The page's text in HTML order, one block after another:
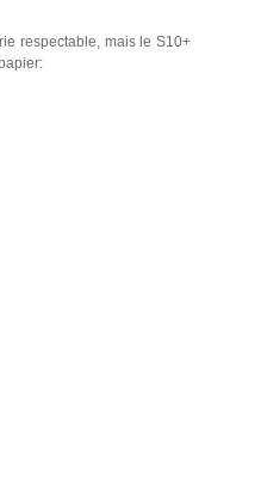
respectable, mais le S10+